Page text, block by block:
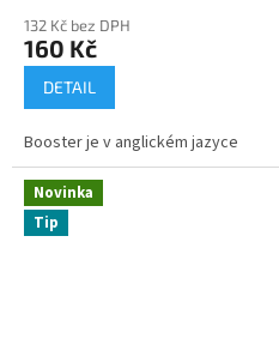
132 Kč bez DPH
160 Kč
DETAIL
Booster je v anglickém jazyce
Novinka
Tip